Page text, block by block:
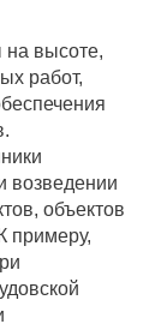
на высоте,
работ,
возведении
объектов
примеру,